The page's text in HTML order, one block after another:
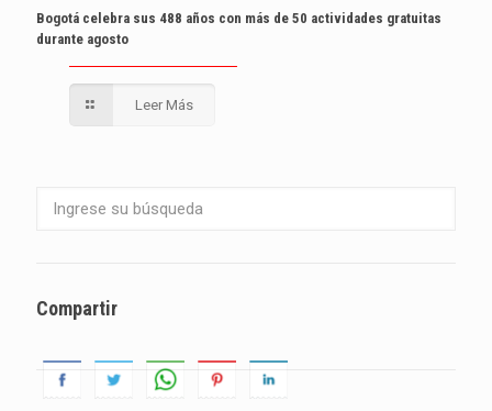
Bogotá celebra sus 488 años con más de 50 actividades gratuitas
durante agosto
Leer Más
Compartir